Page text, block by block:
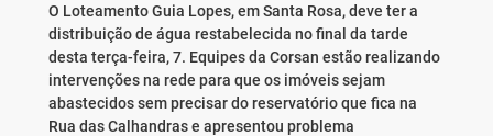
O Loteamento Guia Lopes, em Santa Rosa, deve ter a
distribuição de água restabelecida no final da tarde
desta terça-feira, 7. Equipes da Corsan estão realizando
intervenções na rede para que os imóveis sejam
abastecidos sem precisar do reservatório que fica na
Rua das Calhandras e apresentou problema